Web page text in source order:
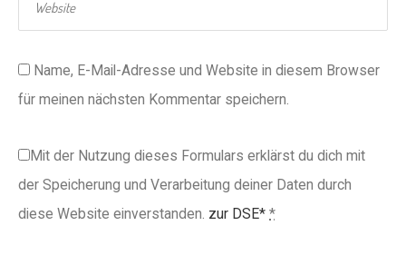
Name, E-Mail-Adresse und Website in diesem Browser
für meinen nächsten Kommentar speichern.
Mit der Nutzung dieses Formulars erklärst du dich mit
der Speicherung und Verarbeitung deiner Daten durch
diese Website einverstanden. zur DSE* *